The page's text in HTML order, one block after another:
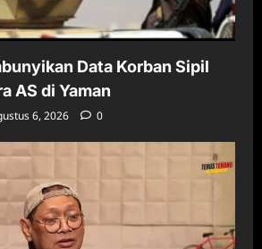
Data Korban Sipil
AS di Yaman
6, 2026 0